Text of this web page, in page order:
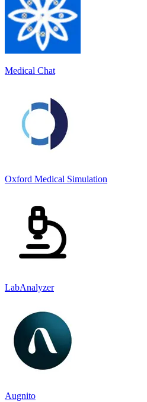
Medical Chat
Oxford Medical Simulation
LabAnalyzer
Augnito